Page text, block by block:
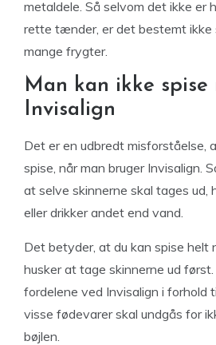
metaldele. Så selvom det ikke er
rette tænder, er det bestemt ikke
mange frygter.
Man kan ikke spise
Invisalign
Det er en udbredt misforståelse,
spise, når man bruger Invisalign.
at selve skinnerne skal tages ud,
eller drikker andet end vand.
Det betyder, at du kan spise helt
husker at tage skinnerne ud
fordelene ved Invisalign i forhold
visse fødevarer skal undgås for
bøjlen.